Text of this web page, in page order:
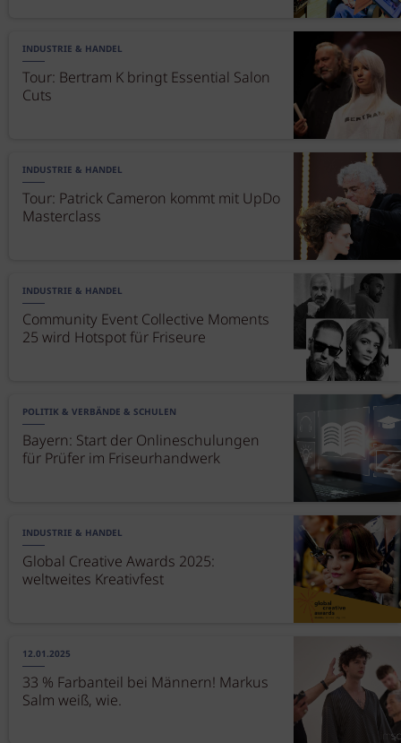
INDUSTRIE & HANDEL
Tour: Bertram K bringt Essential Salon
Cuts
INDUSTRIE & HANDEL
Tour: Patrick Cameron kommt mit UpDo
Masterclass
INDUSTRIE & HANDEL
Community Event Collective Moments
25 wird Hotspot für Friseure
POLITIK & VERBÄNDE & SCHULEN
Bayern: Start der Onlineschulungen
für Prüfer im Friseurhandwerk
INDUSTRIE & HANDEL
Global Creative Awards 2025:
weltweites Kreativfest
12.01.2025
33 % Farbanteil bei Männern! Markus
Salm weiß, wie.